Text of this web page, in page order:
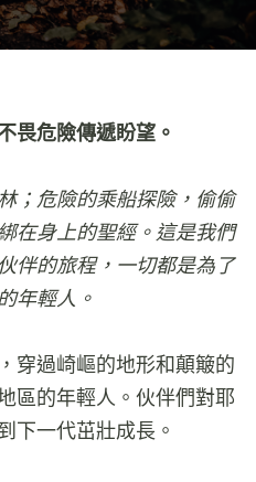
畏危險傳遞盼望。
；危險的乘船探險，偷偷
在身上的聖經。這是我們
伴的旅程，一切都是為了
年輕人。
穿過崎嶇的地形和顛簸的
區的年輕人。伙伴們對耶
下一代茁壯成長。